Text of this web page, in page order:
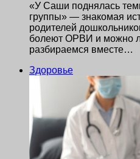
«У Саши поднялась
группы» — знакомая
родителей
болеют ОРВИ и можно
разбираемся вместе…
Здоровье